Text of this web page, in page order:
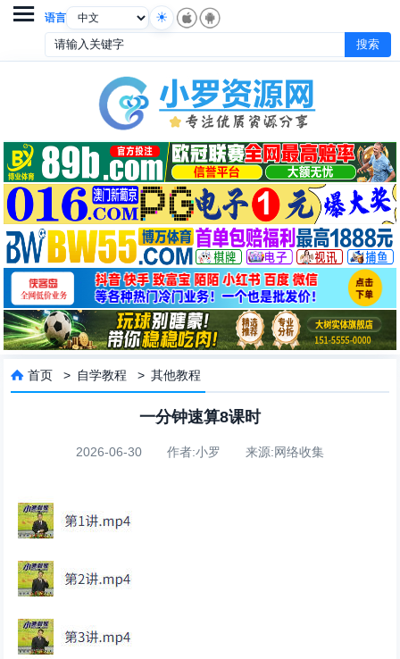
语言

 首页 > 自学教程 >其他教程
一分钟速算8课时
2026-06-30 作者:小罗 来源:网络收集